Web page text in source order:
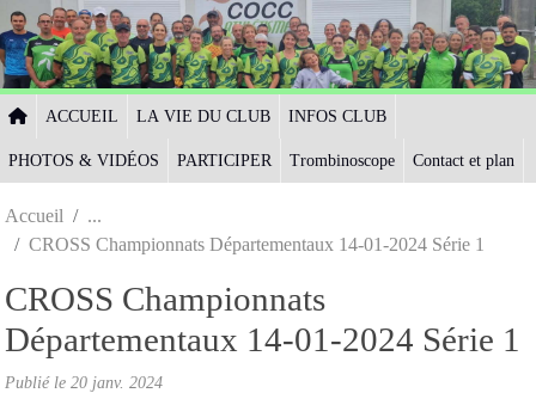
ACCUEIL LA VIE DU CLUB INFOS CLUB
PHOTOS & VIDÉOS PARTICIPER Trombinoscope Contact et plan
Accueil
CROSS Championnats Départementaux 14-01-2024 Série 1
CROSS Championnats
Départementaux 14-01-2024 Série 1
Publié le 20 janv. 2024
Panneau de gestion des cookies